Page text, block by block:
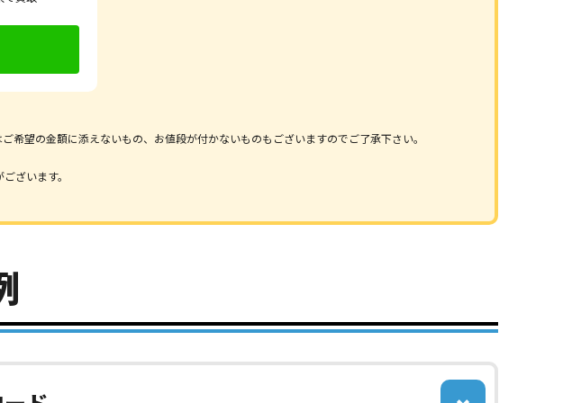
希望の金額に添えないもの、お値段が付かないものもございますのでご了承下さい。
ざいます。